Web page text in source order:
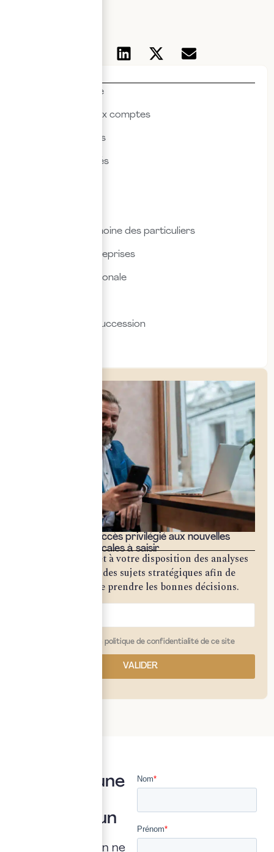
Actualités & veille
Commissariat aux comptes
Droit des affaires
Droit des sociétés
Fiscalité & patrimoine des particuliers
Fiscalité des entreprises
Fiscalité internationale
Transmission & succession
Bénéficiez d'un accès privilégié aux nouvelles
opportunités fiscales à saisir
Notre cabinet met à votre disposition des analyses
approfondies sur des sujets stratégiques afin de
vous permettre de prendre les bonnes décisions.
j'ai lu et j'accepte la politique de confidentialité de ce site
VALIDER
Vous avez une
Posez là à un
Une interrogation ne